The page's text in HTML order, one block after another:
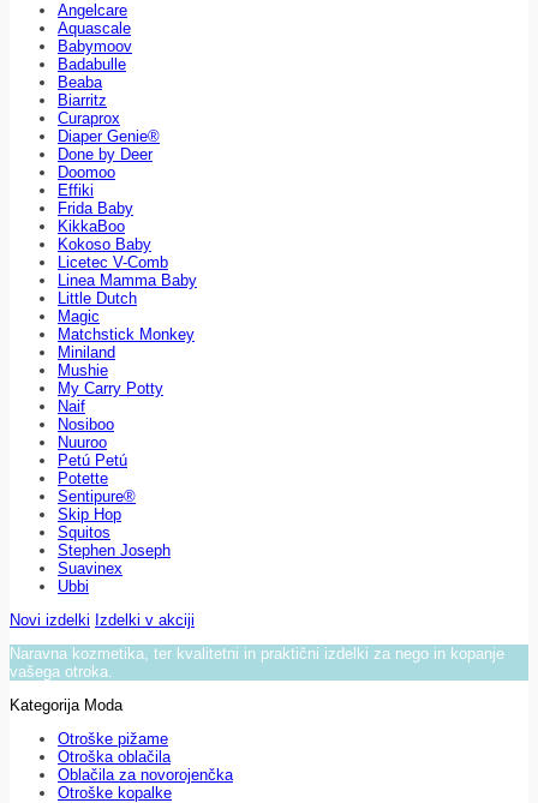
Angelcare
Aquascale
Babymoov
Badabulle
Beaba
Biarritz
Curaprox
Diaper Genie®
Done by Deer
Doomoo
Effiki
Frida Baby
KikkaBoo
Kokoso Baby
Licetec V-Comb
Linea Mamma Baby
Little Dutch
Magic
Matchstick Monkey
Miniland
Mushie
My Carry Potty
Naif
Nosiboo
Nuuroo
Petú Petú
Potette
Sentipure®
Skip Hop
Squitos
Stephen Joseph
Suavinex
Ubbi
Novi izdelki Izdelki v akciji
Naravna kozmetika, ter kvalitetni in praktični izdelki za nego in kopanje
vašega otroka.
Kategorija Moda
Otroške pižame
Otroška oblačila
Oblačila za novorojenčka
Otroške kopalke